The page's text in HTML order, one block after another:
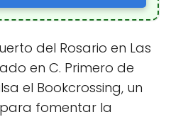
del Rosario en Las
en C. Primero de
el Bookcrossing, un
fomentar la